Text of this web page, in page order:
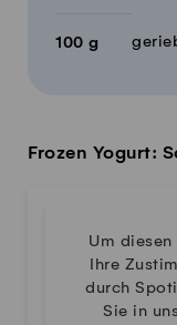
100 g
Frozen Yogurt:
Um
Ihre
durch
Sie in